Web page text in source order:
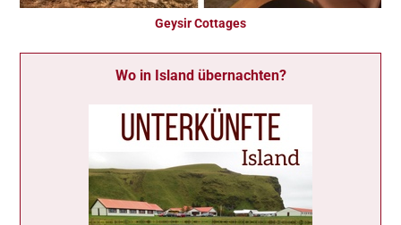
Geysir Cottages
Wo in Island übernachten?